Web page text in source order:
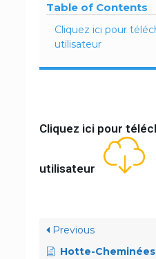
Table of Contents
Cliquez ici pour
utilisateur
Cliquez ici pour
utilisateur
Previous
Hotte-Cheminées